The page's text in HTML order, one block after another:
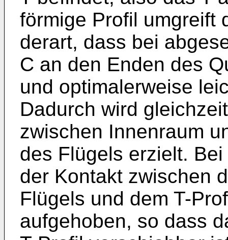
förmige Profil umgreift
derart, dass bei
C an den Enden des
und optimalerweise
Dadurch wird
zwischen Innenraum
des Flügels erzielt.
der Kontakt zwischen
Flügels und dem T-
aufgehoben, so dass